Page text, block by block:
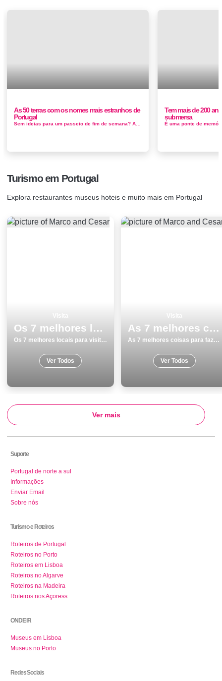
As 50 terras com os nomes mais estranhos de
Portugal
Sem ideias para um passeio de fim de semana? Aqui ficam as sugestões das terras com os nomes mais estranhos de Portugal Ao todo, reunimos...
Tem mais de 200
submersa
Turismo em Portugal
Explora restaurantes museus hoteis e muito mais em Portugal
Os 7 melhores locais para visitar em PÃ³voa de Varzim
Os 7 melhores locais para visitar em PÃ³voa de Varzim
Ver Todos
As 7 melhores coisas para fazer e visitar em Beja
As 7 melhores coisas para fazer e visitar em Beja
Ver Todos
Ver mais
Suporte
Portugal de norte a sul
Informações
Enviar Email
Sobre nós
Turismo e Roteiros
Roteiros de Portugal
Roteiros no Porto
Roteiros em Lisboa
Roteiros no Algarve
Roteiros na Madeira
Roteiros nos Açoress
ONDE IR
Museus em Lisboa
Museus no Porto
Redes Sociais